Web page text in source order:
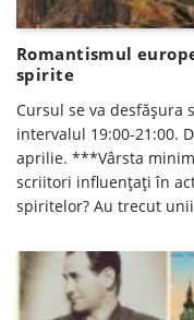
Romantismul
spirite
Cursul se va desfăşura
intervalul 19:00-21:00.
aprilie. ***Vârsta
scriitori influențați în
spiritelor? Au trecut unii